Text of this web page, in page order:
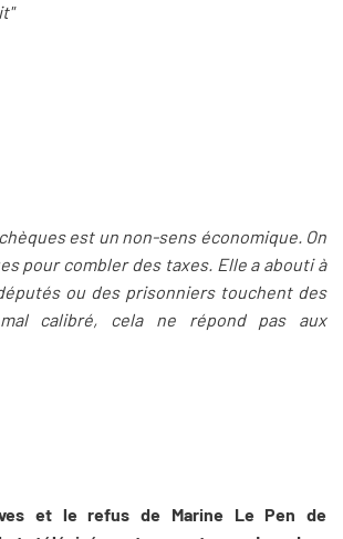
est un non-sens économique. On
pour combler des taxes. Elle a abouti à
ou des prisonniers touchent des
mal calibré, cela ne répond pas aux
et le refus de Marine Le Pen de